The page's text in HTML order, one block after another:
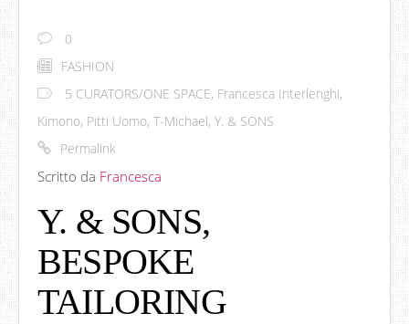
0
FASHION
5 CURATORS/ONE SPACE, Francesca Interlenghi,
Kimono, Pitti Uomo, T-Michael, Y. & SONS
Permalink
Scritto da Francesca
Y. & SONS,
BESPOKE
TAILORING